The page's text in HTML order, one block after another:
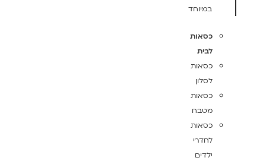
במיוחד
כסאות
לבית
כסאות
לסלון
כסאות
מטבח
כסאות
לחדרי
ילדים